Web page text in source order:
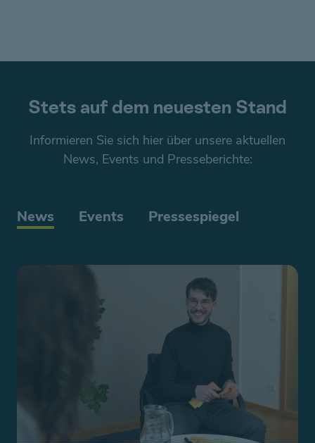
Stets auf dem neuesten Stand
Informieren Sie sich hier über unsere aktuellen
News, Events und Presseberichte:
News Events Pressespiegel